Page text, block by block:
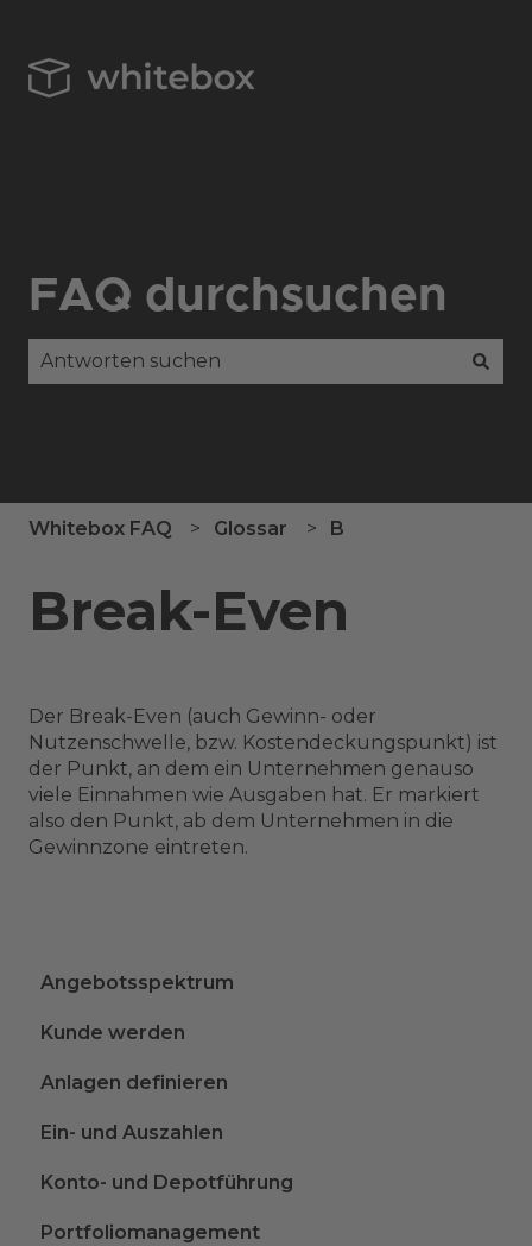
FAQ durchsuchen
Whitebox FAQ Glossar B
Break-Even
Der Break-Even (auch Gewinn- oder
Nutzenschwelle, bzw. Kostendeckungspunkt) ist
der Punkt, an dem ein Unternehmen genauso
viele Einnahmen wie Ausgaben hat. Er markiert
also den Punkt, ab dem Unternehmen in die
Gewinnzone eintreten.
Angebotsspektrum
Kunde werden
Anlagen definieren
Ein- und Auszahlen
Konto- und Depotführung
Portfoliomanagement